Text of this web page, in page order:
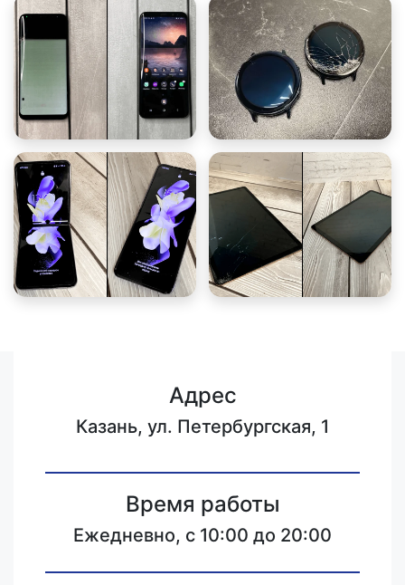
Адрес
Казань, ул. Петербургская, 1
Время работы
Ежедневно, с 10:00 до 20:00